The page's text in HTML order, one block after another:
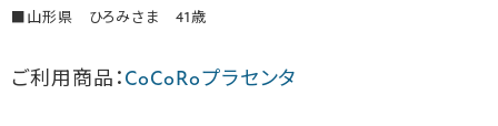
■山形県 ひろみさま 41歳
ご利用商品： CoCoRoプラセンタ